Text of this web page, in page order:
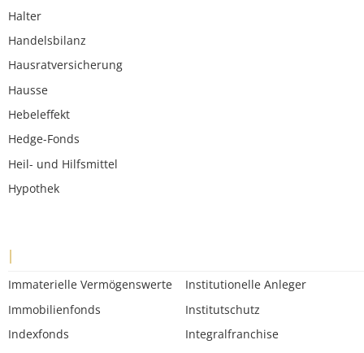
Halter
Handelsbilanz
Hausratversicherung
Hausse
Hebeleffekt
Hedge-Fonds
Heil- und Hilfsmittel
Hypothek
I
Immaterielle Vermögenswerte
Immobilienfonds
Indexfonds
Institutionelle Anleger
Institutschutz
Integralfranchise